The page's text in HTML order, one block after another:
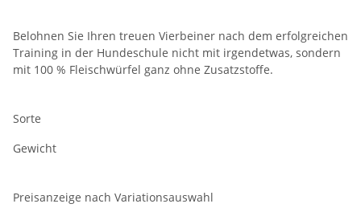
Belohnen Sie Ihren treuen Vierbeiner nach dem erfolgreichen
Training in der Hundeschule nicht mit irgendetwas, sondern
mit 100 % Fleischwürfel ganz ohne Zusatzstoffe.
Sorte
Gewicht
Preisanzeige nach Variationsauswahl